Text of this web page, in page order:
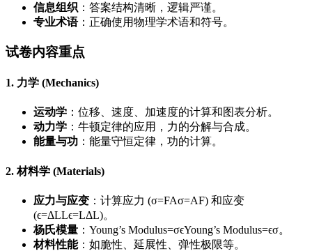
信息组织 ：答案结构清晰，逻辑严谨。
专业术语：正确使用物理学术语和符号。
试卷内容重点
1. 力学 (Mechanics)
运动学 ：位移、速度、加速度的计算和图表分析。
动力学 ：牛顿定律的应用，力的分解与合成。
能量与功 ：能量守恒定律，功的计算。
2. 材料学 (Materials)
应力与应变 ：计算应力 (σ=FAσ=AF) 和应变
(ϵ=ΔLLϵ=LΔL)。
杨氏模量 ： Young’s Modulus=σϵYoung’s Modulus=ϵσ。
材料性能：如脆性、延展性、弹性极限等。